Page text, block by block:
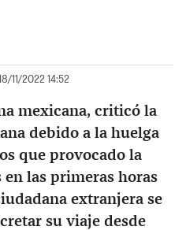
11/2022 14:52
mexicana, criticó la
debido a la huelga
que provocado la
las primeras horas
extranjera se
su viaje desde